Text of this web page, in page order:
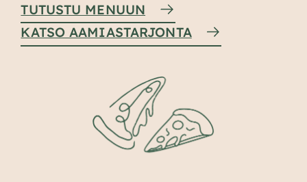
TUTUSTU MENUUN
KATSO AAMIASTARJONTA